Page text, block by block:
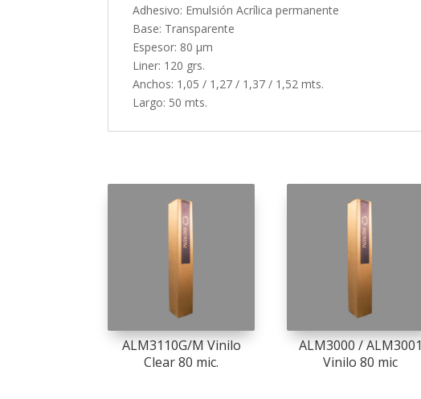
Adhesivo: Emulsión Acrílica permanente
Base: Transparente
Espesor: 80 µm
Liner: 120 grs.
Anchos: 1,05 / 1,27 / 1,37 / 1,52 mts.
Largo: 50 mts.
ALM3110G/M Vinilo
Clear 80 mic.
ALM3000 / ALM3001
Vinilo 80 mic